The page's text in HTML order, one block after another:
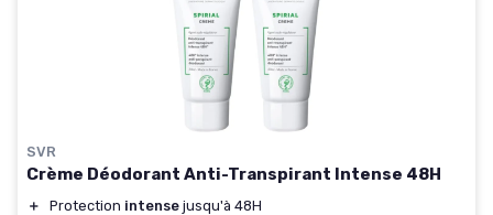
SVR
Crème Déodorant Anti-Transpirant Intense 48H
＋ Protection intense jusqu'à 48H